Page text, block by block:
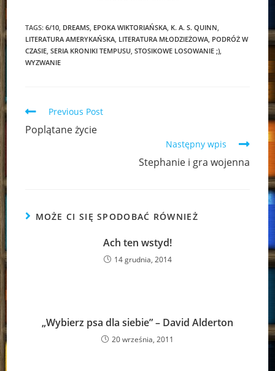
TAGS:6/10 DREAMS EPOKA WIKTORIAŃSKA K. A. S. QUINN
LITERATURA AMERYKAŃSKA LITERATURA MŁODZIEŻOWA PODRÓŻ W
CZASIE SERIA KRONIKI TEMPUSU STOSIKOWE LOSOWANIE ;)
WYZWANIE
Read
articles
Previous Post
Poplątane życie
Następny wpis
Stephanie i gra wojenna
MOŻE CI SIĘ SPODOBAĆ RÓWNIEŻ
Ach ten wstyd!
14 grudnia, 2014
„Wybierz psa dla siebie” – David Alderton
20 września, 2011